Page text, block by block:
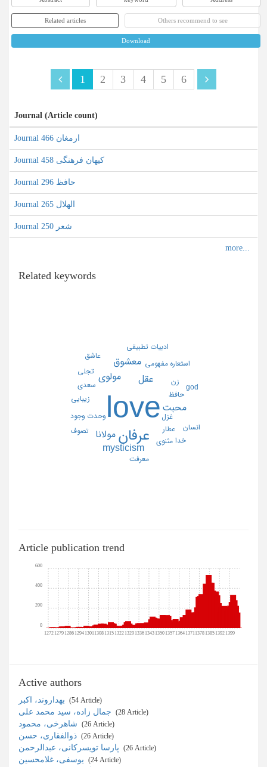
Related articles Others recommend to see
Download
1 2 3 4 5 6
Journal (Article count)
Journal ارمغان 466
Journal کیهان فرهنگی 458
Journal حافظ 296
Journal الهلال 265
Journal شعر 250
Related keywords
love
عرفان
عقل مولوي
mysticism
معشوق
محبت
مولانا
حافظ
استعاره مفهومي
غزل وحدت وجود
زن
عطار
سعدي
مثنوي
زيبايي
معرفت
ادبيات تطبيقي
تجلي
تصوف
عاشق
خدا
god
انسان
Article publication trend
1272 1279 1286 1294 13011308 1315 1322 1329 1336 1343 1350 1357 1364 13711378 1385 1392 1399
0
200
400
600
Active authors
‎ (54 Article)
‎ (28 Article)
‎ (26 Article)
‎ (26 Article)
‎ (26 Article)
‎ (24 Article)